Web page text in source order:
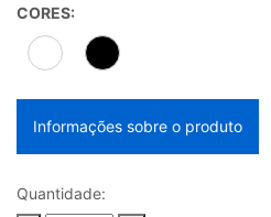
CORES:
Informações sobre o produto
Quantidade: